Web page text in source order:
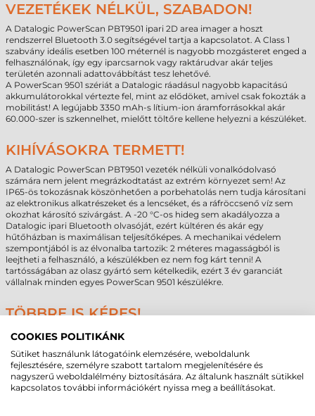
VEZETÉKEK NÉLKÜL, SZABADON!
A Datalogic PowerScan PBT9501 ipari 2D area imager a hoszt
rendszerrel Bluetooth 3.0 segítségével tartja a kapcsolatot. A Class 1
szabvány ideális esetben 100 méternél is nagyobb mozgásteret enged a
felhasználónak, így egy iparcsarnok vagy raktárudvar akár teljes
területén azonnali adattovábbítást tesz lehetővé.
A PowerScan 9501 szériát a Datalogic ráadásul nagyobb kapacitású
akkumulátorokkal vértezte fel, mint az elődöket, amivel csak fokozták a
mobilitást! A legújabb 3350 mAh-s lítium-ion áramforrásokkal akár
60.000-szer is szkennelhet, mielőtt töltőre kellene helyezni a készüléket.
KIHÍVÁSOKRA TERMETT!
A Datalogic PowerScan PBT9501 vezeték nélküli vonalkódolvasó
számára nem jelent megrázkodtatást az extrém környezet sem! Az
IP65-ös tokozásnak köszönhetően a porbehatolás nem tudja károsítani
az elektronikus alkatrészeket és a lencséket, és a ráfröccsenő víz sem
okozhat károsító szivárgást. A -20 °C-os hideg sem akadályozza a
Datalogic ipari Bluetooth olvasóját, ezért kültéren és akár egy
hűtőházban is maximálisan teljesítőképes. A mechanikai védelem
szempontjából is az élvonalba tartozik: 2 méteres magasságból is
leejtheti a felhasználó, a készülékben ez nem fog kárt tenni! A
tartósságában az olasz gyártó sem kételkedik, ezért 3 év garanciát
vállalnak minden egyes PowerScan 9501 készülékre.
TÖBBRE IS KÉPES!
A PowerScan PBT9501 hordozható vonalkódolvasó ugyan az ipari
felhasználás során hozza tudásának legjavát, de az irodai
dokumentumkezelés és archiválást is egyszerűbbé teheti. BMP, JPEG és
TIFF formátumban digitalizálhat dokumentumokat, így egy eszközzel
akár több feladatot is megoldhat!
COOKIES POLITIKÁNK
Sütiket használunk látogatóink elemzésére, weboldalunk
fejlesztésére, személyre szabott tartalom megjelenítésére és
nagyszerű weboldalélmény biztosítására. Az általunk használt sütikkel
kapcsolatos további információkért nyissa meg a beállításokat.